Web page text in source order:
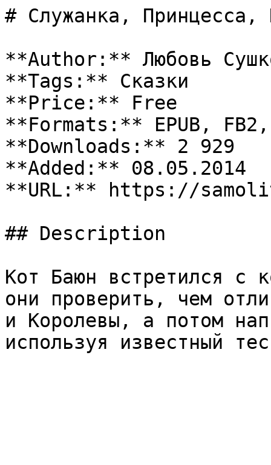
# Служанка, Принцесса,
**Author:** Любовь
**Tags:** Сказки
**Price:** Free
**Formats:** EPUB, FB2,
**Downloads:** 2 929
**Added:** 08.05.2014
**URL:** https://
## Description
Кот Баюн встретился с
они проверить, чем
и Королевы, а потом
используя известный